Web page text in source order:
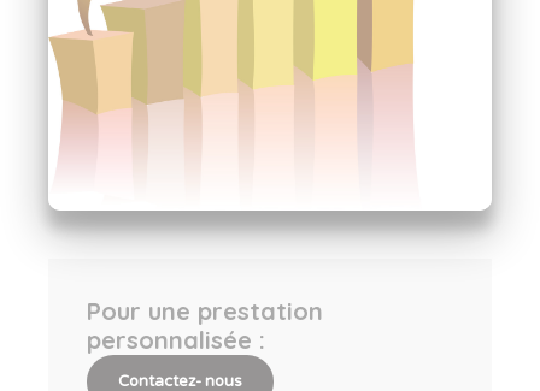
Pour une prestation
personnalisée :
Contactez- nous